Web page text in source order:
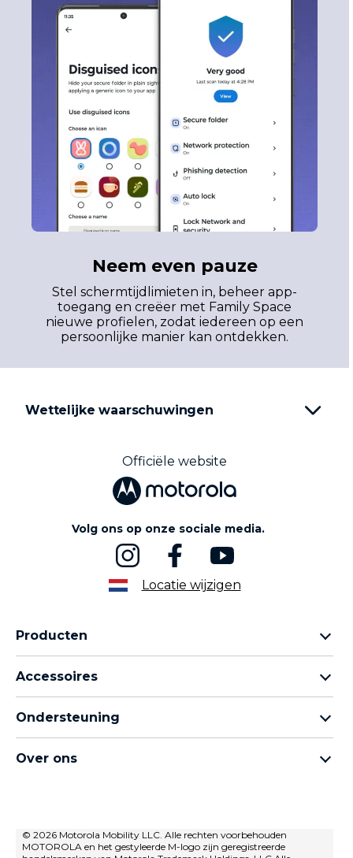
Neem even pauze
Stel schermtijdlimieten in, beheer app-
toegang en creëer met Family Space
nieuwe profielen, zodat iedereen op een
persoonlijke manier kan ontdekken.
Wettelijke waarschuwingen
Officiële website
Volg ons op onze sociale media.
Locatie wijzigen
Producten
moto g-familie
thinkphone by motorola
Accessoires
moto tag
Ondersteuning
Reparatiestatus
Over ons
Verkoopvoorwaarden
© 2026 Motorola Mobility LLC. Alle rechten voorbehouden
MOTOROLA en het gestyleerde M-logo zijn geregistreerde